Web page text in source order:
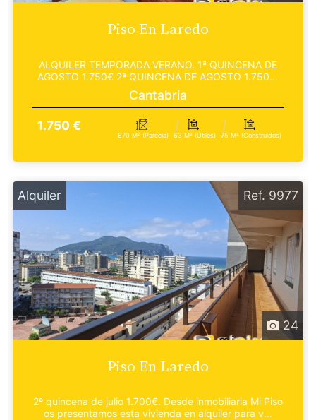
Piso En Laredo
ALQUILER TEMPORADA VERANO. 1ª QUINCENA DE
AGOSTO 1.750€ 2ª QUINCENA DE AGOSTO 1.750€.
SEPTIEMBRE 1.250 €...
Cantabria
1.750 €
870 M² (parcela) 63 M² (útiles) 75 M² (construidos)
Alquiler
24
Ref. 9977
Piso En Laredo
2ª quincena de julio 1.700€. Desde inmobiliaria Mi Piso
os presentamos esta vivienda en alquiler para v...